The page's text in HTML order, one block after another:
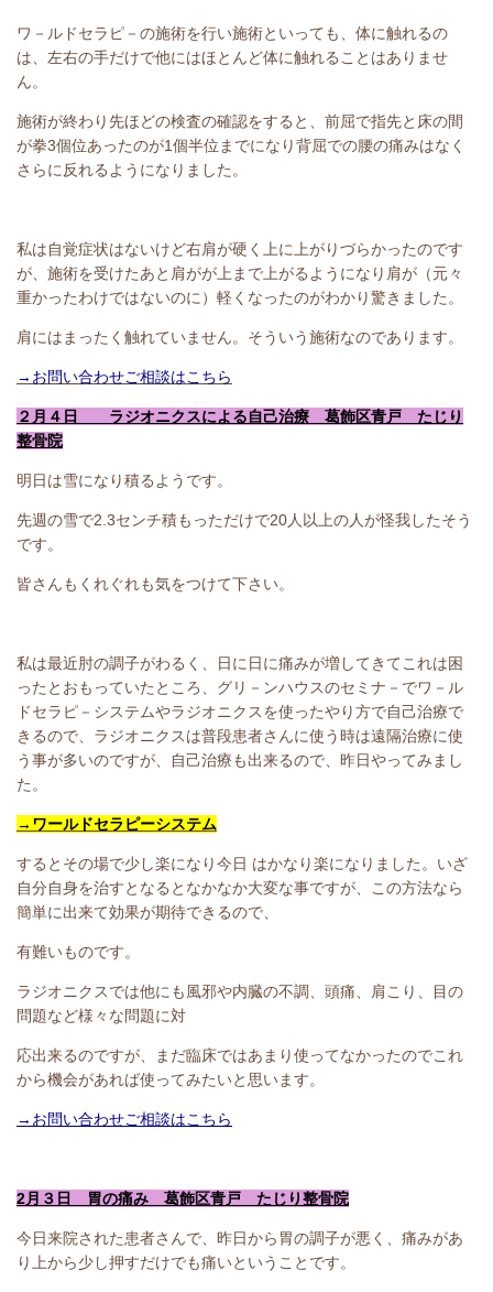
ワ－ルドセラピ－の施術を行い施術といっても、体に触れるの
は、左右の手だけで他にはほとんど体に触れることはありませ
ん。
施術が終わり先ほどの検査の確認をすると、前屈で指先と床の間
が拳3個位あったのが1個半位までになり背屈での腰の痛みはなく
さらに反れるようになりました。
私は自覚症状はないけど右肩が硬く上に上がりづらかったのです
が、施術を受けたあと肩がが上まで上がるようになり肩が（元々
重かったわけではないのに）軽くなったのがわかり驚きました。
肩にはまったく触れていません。そういう施術なのであります。
→お問い合わせご相談はこちら
２月４日 ラジオニクスによる自己治療 葛飾区青戸 たじり
整骨院
明日は雪になり積るようです。
先週の雪で2.3センチ積もっただけで20人以上の人が怪我したそう
です。
皆さんもくれぐれも気をつけて下さい。
私は最近肘の調子がわるく、日に日に痛みが増してきてこれは困
ったとおもっていたところ、グリ－ンハウスのセミナ－でワ－ル
ドセラピ－システムやラジオニクスを使ったやり方で自己治療で
きるので、ラジオニクスは普段患者さんに使う時は遠隔治療に使
う事が多いのですが、自己治療も出来るので、昨日やってみまし
た。
→ワールドセラピーシステム
するとその場で少し楽になり今日 はかなり楽になりました。いざ
自分自身を治すとなるとなかなか大変な事ですが、この方法なら
簡単に出来て効果が期待できるので、
有難いものです。
ラジオニクスでは他にも風邪や内臓の不調、頭痛、肩こり、目の
問題など様々な問題に対
応出来るのですが、まだ臨床ではあまり使ってなかったのでこれ
から機会があれば使ってみたいと思います。
→お問い合わせご相談はこちら
2月３日 胃の痛み 葛飾区青戸 たじり整骨院
今日来院された患者さんで、昨日から胃の調子が悪く、痛みがあ
り上から少し押すだけでも痛いということです。